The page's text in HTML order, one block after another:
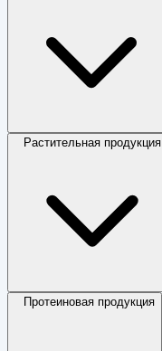
Растительная продукция
Протеиновая продукция